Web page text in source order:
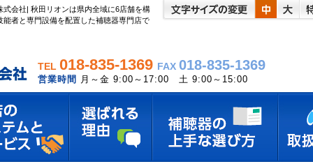
式会社| 秋田リオンは県内全域に6店舗を構
能者と専門設備を配置した補聴器専門店で
TEL 018-835-1369 FAX 018-835-1369
営業時間 月～金 9:00～17:00 土 9:00～15:00